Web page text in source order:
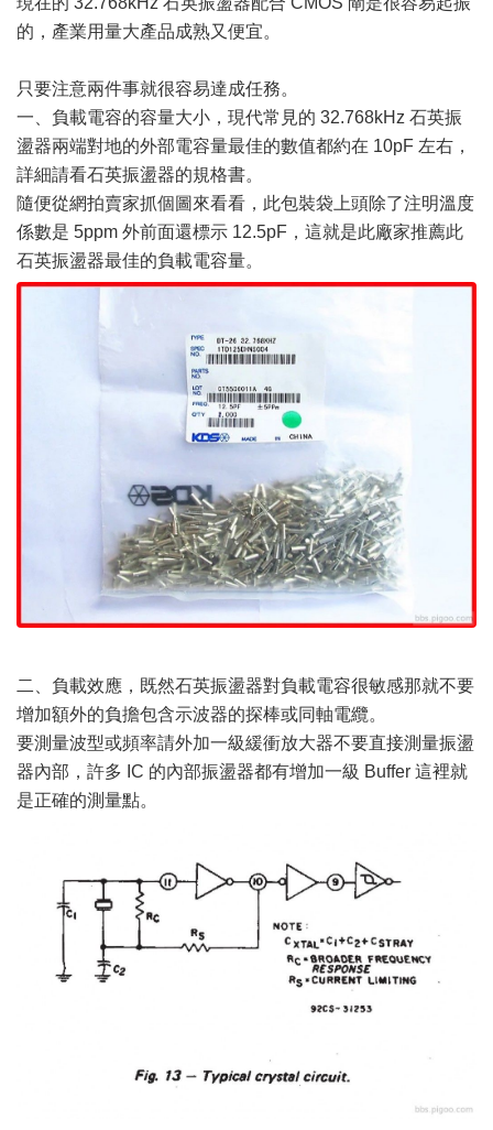
的，產業用量大產品成熟又便宜。
只要注意兩件事就很容易達成任務。
一、負載電容的容量大小，現代常見的 32.768kHz 石英振
盪器兩端對地的外部電容量最佳的數值都約在 10pF 左右，
詳細請看石英振盪器的規格書。
隨便從網拍賣家抓個圖來看看，此包裝袋上頭除了注明溫度
係數是 5ppm 外前面還標示 12.5pF，這就是此廠家推薦此
石英振盪器最佳的負載電容量。
二、負載效應，既然石英振盪器對負載電容很敏感那就不要
增加額外的負擔包含示波器的探棒或同軸電纜。
要測量波型或頻率請外加一級緩衝放大器不要直接測量振盪
器內部，許多 IC 的內部振盪器都有增加一級 Buffer 這裡就
是正確的測量點。